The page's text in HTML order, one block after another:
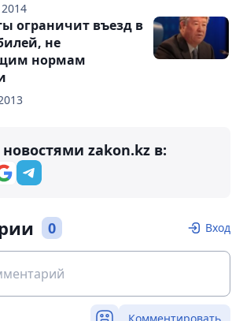
ограничит въезд в
не
нормам
zakon.kz в:
0 Вход